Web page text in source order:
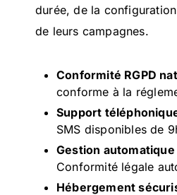
durée, de la
de leurs campagnes.
Conformité RGPD
conforme à la
Support
SMS disponibles de
Gestion automatique
Conformité légale
Hébergement